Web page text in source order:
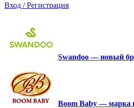
Вход / Регистрация
Swandoo — новый
Boom Baby — марка